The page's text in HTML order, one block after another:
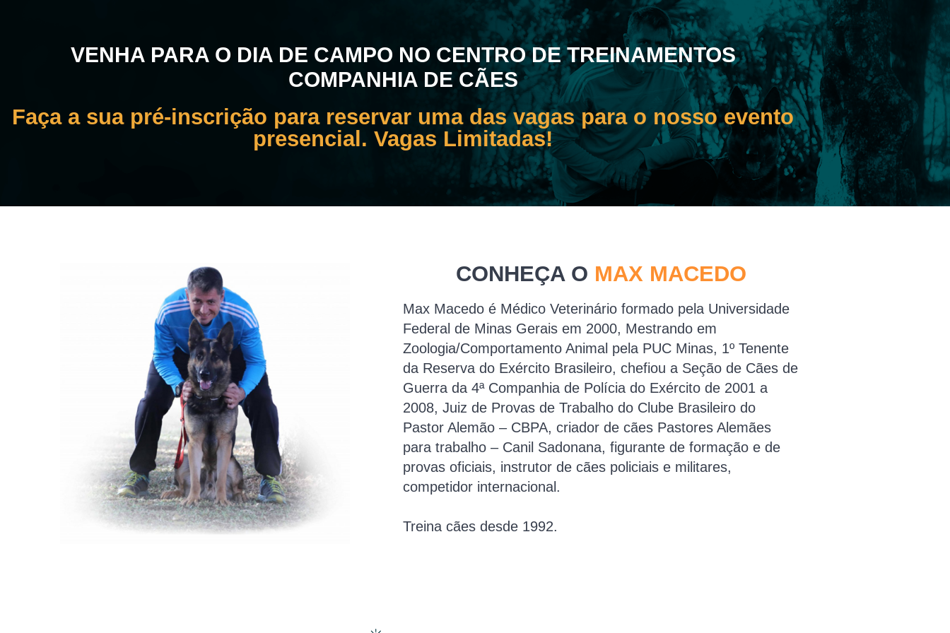
VENHA PARA O DIA DE CAMPO NO CENTRO DE TREINAMENTOS
COMPANHIA DE CÃES
Faça a sua pré-inscrição para reservar uma das vagas para o nosso evento
presencial. Vagas Limitadas!
CONHEÇA O MAX MACEDO
Max Macedo é Médico Veterinário formado pela Universidade
Federal de Minas Gerais em 2000, Mestrando em
Zoologia/Comportamento Animal pela PUC Minas, 1º Tenente
da Reserva do Exército Brasileiro, chefiou a Seção de Cães de
Guerra da 4ª Companhia de Polícia do Exército de 2001 a
2008, Juiz de Provas de Trabalho do Clube Brasileiro do
Pastor Alemão – CBPA, criador de cães Pastores Alemães
para trabalho – Canil Sadonana, figurante de formação e de
provas oficiais, instrutor de cães policiais e militares,
competidor internacional.
Treina cães desde 1992.